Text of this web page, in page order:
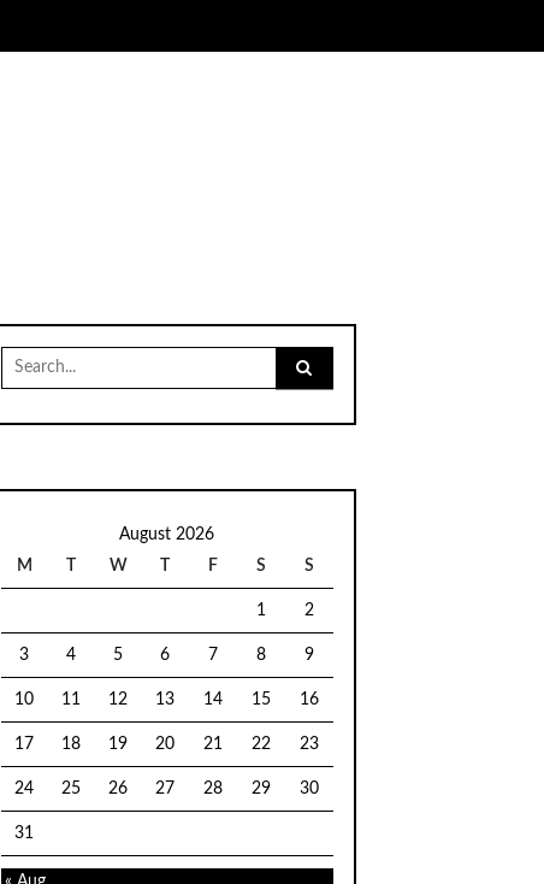
Search
for:
August 2026
M
T W T F S S
1 2
3 4 5 6 7 8 9
10 11 12 13 14 15 16
17 18 19 20 21 22 23
24 25 26 27 28 29 30
31